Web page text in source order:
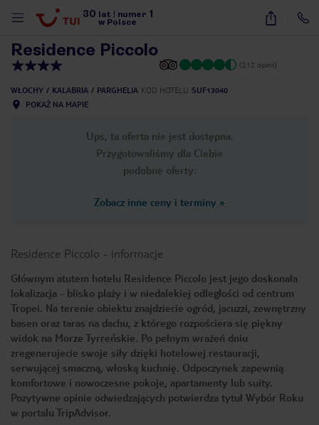
30 lat numer 1
w Polsce
12
Residence Piccolo
(212 opinii)
WŁOCHY KALABRIA PARGHELIA KOD HOTELU SUF13040
POKAŻ NA MAPIE
Ups, ta oferta nie jest dostępna.
Przygotowaliśmy dla Ciebie
podobne oferty:
Zobacz inne ceny i terminy »
Residence Piccolo - informacje
Głównym atutem hotelu Residence Piccolo jest jego doskonała
lokalizacja - blisko plaży i w niedalekiej odległości od centrum
Tropei. Na terenie obiektu znajdziecie ogród, jacuzzi, zewnętrzny
basen oraz taras na dachu, z którego rozpościera się piękny
widok na Morze Tyrreńskie. Po pełnym wrażeń dniu
zregenerujecie swoje siły dzięki hotelowej restauracji,
serwującej smaczną, włoską kuchnię. Odpoczynek zapewnią
komfortowe i nowoczesne pokoje, apartamenty lub suity.
Pozytywne opinie odwiedzających potwierdza tytuł Wybór Roku
w portalu TripAdvisor.